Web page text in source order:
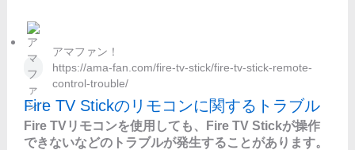
アマファン！
https://ama-fan.com/fire-tv-stick/fire-tv-stick-remote-
control-trouble/
Fire TV Stickのリモコンに関するトラブル
Fire TVリモコンを使用しても、Fire TV Stickが操作
できないなどのトラブルが発生することがあります。